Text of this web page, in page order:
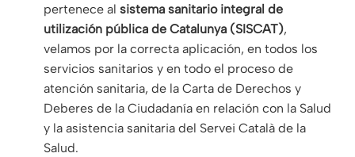
pertenece al sistema sanitario integral de
utilización pública de Catalunya (SISCAT),
velamos por la correcta aplicación, en todos los
servicios sanitarios y en todo el proceso de
atención sanitaria, de la Carta de Derechos y
Deberes de la Ciudadanía en relación con la Salud
y la asistencia sanitaria del Servei Català de la
Salud.